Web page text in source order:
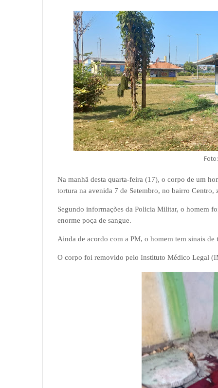
Na manhã desta quarta-feira (17), o corpo de um
tortura na avenida 7 de Setembro, no bairro Centro,
Segundo informações da Policia Militar, o homem
enorme poça de sangue.
Ainda de acordo com a PM, o homem tem sinais
O corpo foi removido pelo Instituto Médico Legal